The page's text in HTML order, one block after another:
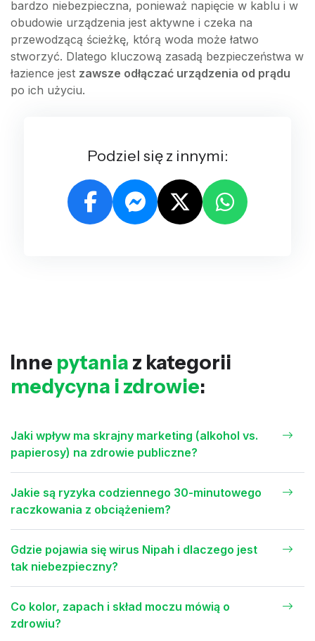
bardzo niebezpieczna, ponieważ napięcie w kablu i w
obudowie urządzenia jest aktywne i czeka na
przewodzącą ścieżkę, którą woda może łatwo
stworzyć. Dlatego kluczową zasadą bezpieczeństwa w
łazience jest zawsze odłączać urządzenia od prądu
po ich użyciu.
Podziel się z innymi:
Inne pytania z kategorii
medycyna i zdrowie:
Jaki wpływ ma skrajny marketing (alkohol vs.
papierosy) na zdrowie publiczne?
Jakie są ryzyka codziennego 30-minutowego
raczkowania z obciążeniem?
Gdzie pojawia się wirus Nipah i dlaczego jest
tak niebezpieczny?
Co kolor, zapach i skład moczu mówią o
zdrowiu?